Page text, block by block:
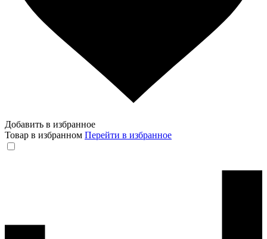
Добавить в избранное
Товар в избранном Перейти в избранное